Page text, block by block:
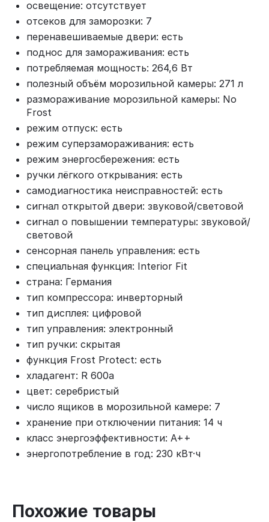
освещение: отсутствует
отсеков для заморозки: 7
перенавешиваемые двери: есть
поднос для замораживания: есть
потребляемая мощность: 264,6 Вт
полезный объём морозильной камеры: 271 л
размораживание морозильной камеры: No
Frost
режим отпуск: есть
режим суперзамораживания: есть
режим энергосбережения: есть
ручки лёгкого открывания: есть
самодиагностика неисправностей: есть
сигнал открытой двери: звуковой/световой
сигнал о повышении температуры: звуковой/
световой
сенсорная панель управления: есть
специальная функция: Interior Fit
страна: Германия
тип компрессора: инверторный
тип дисплея: цифровой
тип управления: электронный
тип ручки: скрытая
функция Frost Protect: есть
хладагент: R 600a
цвет: серебристый
число ящиков в морозильной камере: 7
хранение при отключении питания: 14 ч
класс энергоэффективности: A++
энергопотребление в год: 230 кВт·ч
Похожие товары